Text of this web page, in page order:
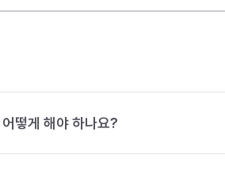
떻게 해야 하나요?